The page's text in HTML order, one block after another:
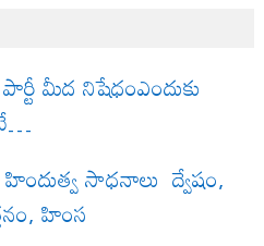
మీద నిషేధంఎందుకు
సాధనాలు ద్వేషం,
హింస